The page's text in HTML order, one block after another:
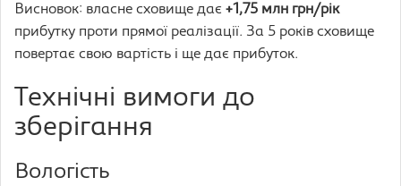
Висновок: власне сховище дає +1,75 млн грн/рік
прибутку проти прямої реалізації. За 5 років сховище
повертає свою вартість і ще дає прибуток.
Технічні вимоги до
зберігання
Вологість